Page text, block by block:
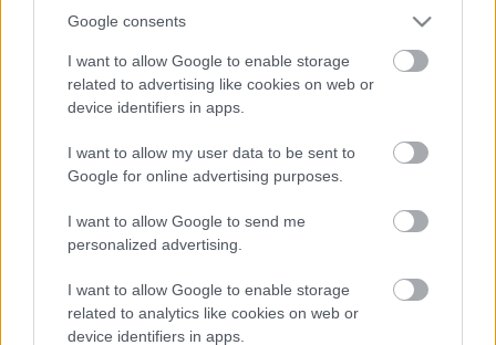
Google consents
I want to allow Google to enable storage
related to advertising like cookies on web or
device identifiers in apps.
I want to allow my user data to be sent to
Google for online advertising purposes.
I want to allow Google to send me
personalized advertising.
I want to allow Google to enable storage
related to analytics like cookies on web or
device identifiers in apps.
Lesionados, sancionados, bajo
titularidad...Los siguientes
jugadores fueron algunos de los
perdedores de la jornada 32.
Deberías plantearte su venta.
Ander Capa, adiós a la temporada
tiene una lesión
grave y se perderá lo que resta de temporada. Una acción
desafortunada obligó al lateral a retirarse con gestos